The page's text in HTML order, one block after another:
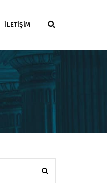
İLETİŞİM